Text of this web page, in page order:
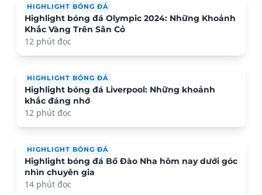
HIGHLIGHT BÓNG ĐÁ
Highlight bóng đá Olympic 2024: Những Khoảnh
Khắc Vàng Trên Sân Cỏ
12 phút đọc
HIGHLIGHT BÓNG ĐÁ
Highlight bóng đá Liverpool: Những khoảnh
khắc đáng nhớ
12 phút đọc
HIGHLIGHT BÓNG ĐÁ
Highlight bóng đá Bồ Đào Nha hôm nay dưới góc
nhìn chuyên gia
14 phút đọc